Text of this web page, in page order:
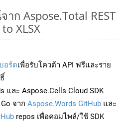
ก Aspose.Total REST
XLSX
อร์ดเพื่อรับโควต้า API ฟรีและราย
และ Aspose.Cells Cloud SDK
จาก Aspose.Words GitHub และ
repos เพื่อคอมไพล์/ใช้ SDK